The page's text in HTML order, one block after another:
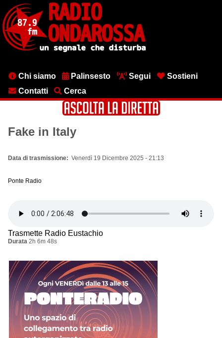
contenuto
principale
MenuChi siamo Palinsesto Segui
Sostieni
Contatti
Cerca
Fake in Italy
Data di trasmissione Venerdì 19 Dicembre 2025 - 21:13
Ponte Radio
Trasmette Radio Eustachio
Durata 2h 6m 48s